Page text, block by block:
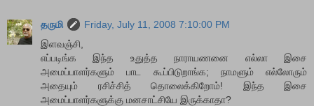
தருமி
Friday, July 11, 2008 7:10:00 PM
இளவஞ்சி,
எப்படிங்க இந்த உதுத்த நாராயணனை எல்லா இசை
அமைப்பாளர்களும் பாட கூப்பிடுறாங்க; நாமளும் எல்லோரும்
அதையும் ரசிச்சித் தொலைக்கிறோம்! இந்த இசை
அமைப்பாளர்களுக்கு மனசாட்சியே இருக்காதா?